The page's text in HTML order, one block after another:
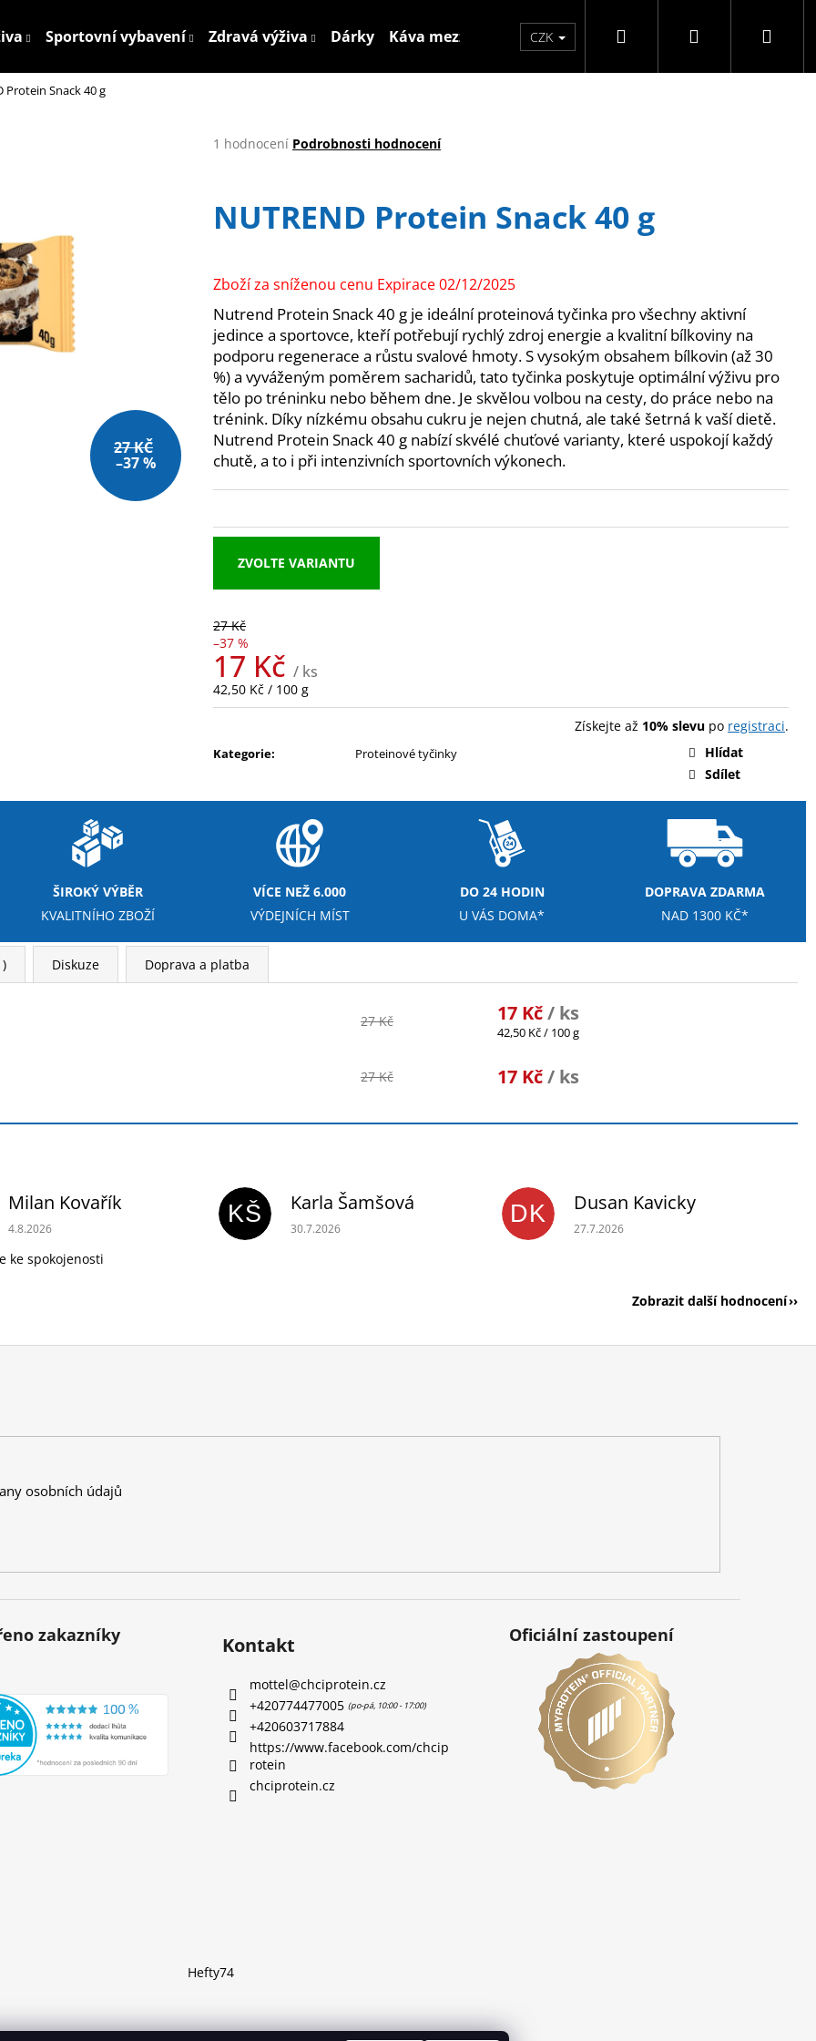
Sportovní vybavení Zdravá výživa Dárky Káva mezzo Značky
CZK Přihlášení
Protein Snack 40 g
Průměrné
5,0
z
1 hodnocení Podrobnosti hodnocení
NUTREND Protein Snack 40 g
Zboží za sníženou cenu Expirace 02/12/2025
Nutrend Protein Snack 40 g je ideální proteinová tyčinka pro všechny aktivní
jedince a sportovce, kteří potřebují rychlý zdroj energie a kvalitní bílkoviny na
podporu regenerace a růstu svalové hmoty. S vysokým obsahem bílkovin (až 30
%) a vyváženým poměrem sacharidů, tato tyčinka poskytuje optimální výživu pro
tělo po tréninku nebo během dne. Je skvělou volbou na cesty, do práce nebo na
trénink. Díky nízkému obsahu cukru je nejen chutná, ale také šetrná k vaší dietě.
Nutrend Protein Snack 40 g nabízí skvélé chuťové varianty, které uspokojí každý
chutě, a to i při intenzivních sportovních výkonech.
ZVOLTE VARIANTU
27 Kč
–37 %
17 Kč / ks
Měrná
cena:
42,50 Kč / 100 g
Získejte až 10% slevu po registraci.
Kategorie: Proteinové tyčinky
Hlídat
Sdílet
27 KČ
–37 %
ŠIROKÝ VÝBĚR
KVALITNÍHO ZBOŽÍ
VÍCE NEŽ 6.000
VÝDEJNÍCH MÍST
DO 24 HODIN
U VÁS DOMA*
DOPRAVA ZDARMA
NAD 1300 KČ*
Diskuze Doprava a platba
27 Kč 17 Kč/ ks
Měrná
42,50 Kč / 100 g
27 Kč 17 Kč/ ks
Milan Kovařík
Hodnocení obchodu je 5 z 5 hvězdiček.
4.8.2026
ke spokojenosti
KŠ Karla Šamšová
Hodnocení obchodu je 5 z 5 hvězdiček.
30.7.2026
DK Dusan Kavicky
Hodnocení obchodu je 5 z 5 hvězdiček.
27.7.2026
Zobrazit další hodnocení
Co potřebujete najít?
Doporučujeme
Následující
NUTREND QWIZZ 35% PROTEIN BAR
NUTREND EXCELENT PROTEIN BAR 85 G
39 Kč
osobních údajů
zakazníky Kontakt
mottel@chciprotein.cz
+420774477005
+420603717884
https://www.facebook.com/chcip
rotein
chciprotein.cz
Oficiální zastoupení
Hefty74